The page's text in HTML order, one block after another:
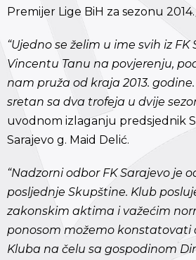
Premijer Lige BiH za sezonu
“Ujedno se želim u ime svih iz
Vincentu Tanu na povjerenju,
nam pruža od kraja 2013.
sretan sa dva trofeja u dvije
uvodnom izlaganju predsjednik
Sarajevo g. Maid Delić.
“Nadzorni odbor FK Sarajevo je
posljednje Skupštine. Klub
zakonskim aktima i važećim
ponosom možemo konstatovati
Kluba na čelu sa gospodinom